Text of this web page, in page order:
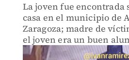
La joven fue encontrada
casa en el municipio de
Zaragoza; madre de
el joven era un buen
escuela donde conoció a